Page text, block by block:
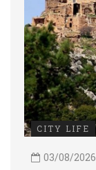
CITY LIFE
03/08/2026